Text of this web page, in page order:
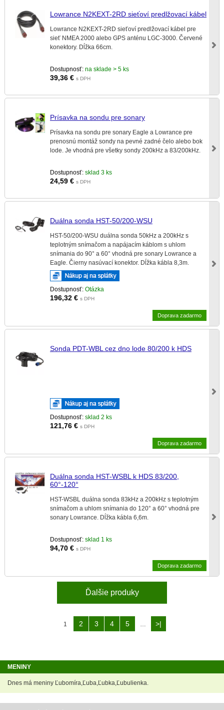
Lowrance N2KEXT-2RD sieťoví predlžovací kábel
Lowrance N2KEXT-2RD sieťoví predlžovací kábel pre
sieť NMEA 2000 alebo GPS anténu LGC-3000. Červené
konektory. Dĺžka 66cm.
Dostupnosť:na sklade > 5 ks
39,36 € s DPH
Prísavka na sondu pre sonary
Prísavka na sondu pre sonary Eagle a Lowrance pre
prenosnú montáž sondy na pevné zadné čelo alebo bok
lode. Je vhodná pre všetky sondy 200kHz a 83/200kHz.
Dostupnosť:sklad 3 ks
24,59 € s DPH
Duálna sonda HST-50/200-WSU
HST-50/200-WSU duálna sonda 50kHz a 200kHz s
teplotným snímačom a napájacím káblom s uhlom
snímania do 90° a 60° vhodná pre sonary Lowrance a
Eagle. Čierny nasúvací konektor. Dĺžka kábla 8,3m.
Dostupnosť:Otázka
196,32 € s DPH
Doprava zadarmo
Sonda PDT-WBL cez dno lode 80/200 k HDS
Dostupnosť:sklad 2 ks
121,76 € s DPH
Doprava zadarmo
Duálna sonda HST-WSBL k HDS 83/200,
60°-120°
HST-WSBL duálna sonda 83kHz a 200kHz s teplotným
snímačom a uhlom snímania do 120° a 60° vhodná pre
sonary Lowrance. Dĺžka kábla 6,6m.
Dostupnosť:sklad 1 ks
94,70 € s DPH
Doprava zadarmo
Ďalšie produky
1 2 3 4 5 … >|
MENINY
Dnes má meniny Ľubomíra,Ľuba,Ľubka,Ľubulienka.